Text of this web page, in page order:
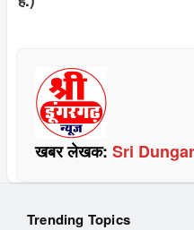
खबर लेखक: Sri
Trending Topics